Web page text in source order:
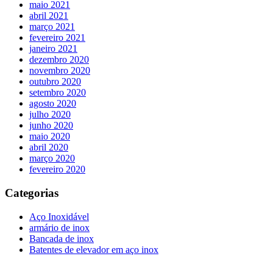
maio 2021
abril 2021
março 2021
fevereiro 2021
janeiro 2021
dezembro 2020
novembro 2020
outubro 2020
setembro 2020
agosto 2020
julho 2020
junho 2020
maio 2020
abril 2020
março 2020
fevereiro 2020
Categorias
Aço Inoxidável
armário de inox
Bancada de inox
Batentes de elevador em aço inox